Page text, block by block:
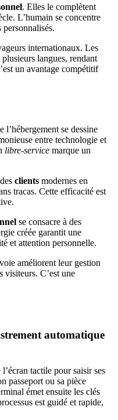
. Elles le complètent
L’humain se concentre
internationaux. Les
langues, rendant
un avantage compétitif
l’hébergement se dessine
entre technologie et
libre-service marque un
clients modernes en
tracas. Cette efficacité est
se consacre à des
créée garantit une
et attention personnelle.
améliorent leur gestion
visiteurs. C’est une
automatique
tactile pour saisir ses
passeport ou sa pièce
émet ensuite les clés
est guidé et rapide,